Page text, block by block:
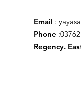
Email :
Phone
Regency.